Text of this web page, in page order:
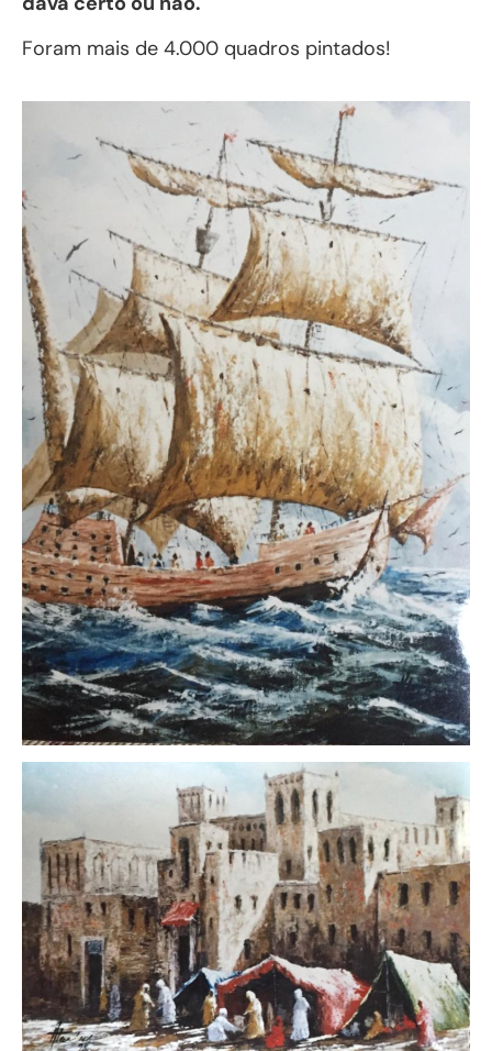
Foram mais de 4.000 quadros pintados!